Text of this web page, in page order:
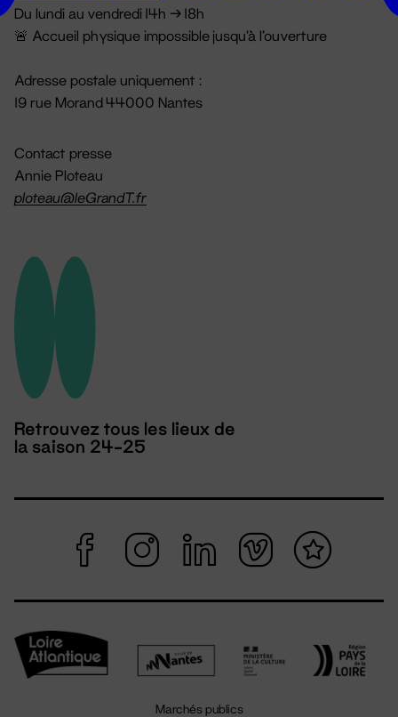
Du lundi au vendredi 14h → 18h
🚨 Accueil physique impossible jusqu'à l'ouverture
Adresse postale uniquement :
19 rue Morand 44000 Nantes
Contact presse
Annie Ploteau
ploteau@leGrandT.fr
Retrouvez tous les lieux de
la saison 24-25
Marchés publics